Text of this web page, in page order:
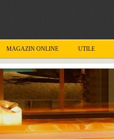
MAGAZIN ONLINE UTILE